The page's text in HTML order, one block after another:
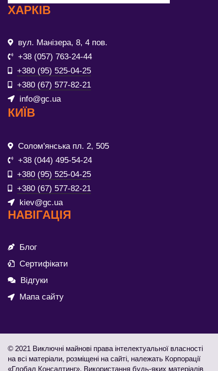
ХАРКІВ
вул. Манізера, 8, 4 пов.
+38 (057) 763-24-44
+380 (95) 525-04-25
+380 (67) 577-82-21
info@gc.ua
КИЇВ
Солом'янська пл. 2, 505
+38 (044) 495-54-24
+380 (95) 525-04-25
+380 (67) 577-82-21
kiev@gc.ua
НАВІГАЦІЯ
Блог
Сертифікати
Відгуки
Мапа сайту
© 2021 Виключні майнові права інтелектуальної власності
на всі матеріали, розміщені на сайті, належать Корпорації
«Глобал Консалтинг». Використання будь-яких матеріалів